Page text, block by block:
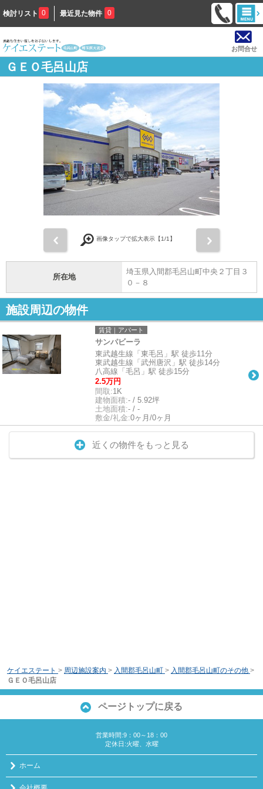
検討リスト 0 最近見た物件 0
お問合せ
ＧＥＯ毛呂山店
画像タップで拡大表示【1/1】
所在地
埼玉県入間郡毛呂山町中央２丁目３
０－８
施設周辺の物件
賃貸｜アパート
サンパビーラ
東武越生線「東毛呂」駅 徒歩11分
東武越生線「武州唐沢」駅 徒歩14分
八高線「毛呂」駅 徒歩15分
2.5万円
間取:1K
建物面積:- / 5.92坪
土地面積:- / -
敷金/礼金:0ヶ月/0ヶ月
近くの物件をもっと見る
ケイエステート > 周辺施設案内 > 入間郡毛呂山町 > 入間郡毛呂山町のその他 >
ＧＥＯ毛呂山店
ページトップに戻る
営業時間:9：00～18：00
定休日:火曜、水曜
ホーム